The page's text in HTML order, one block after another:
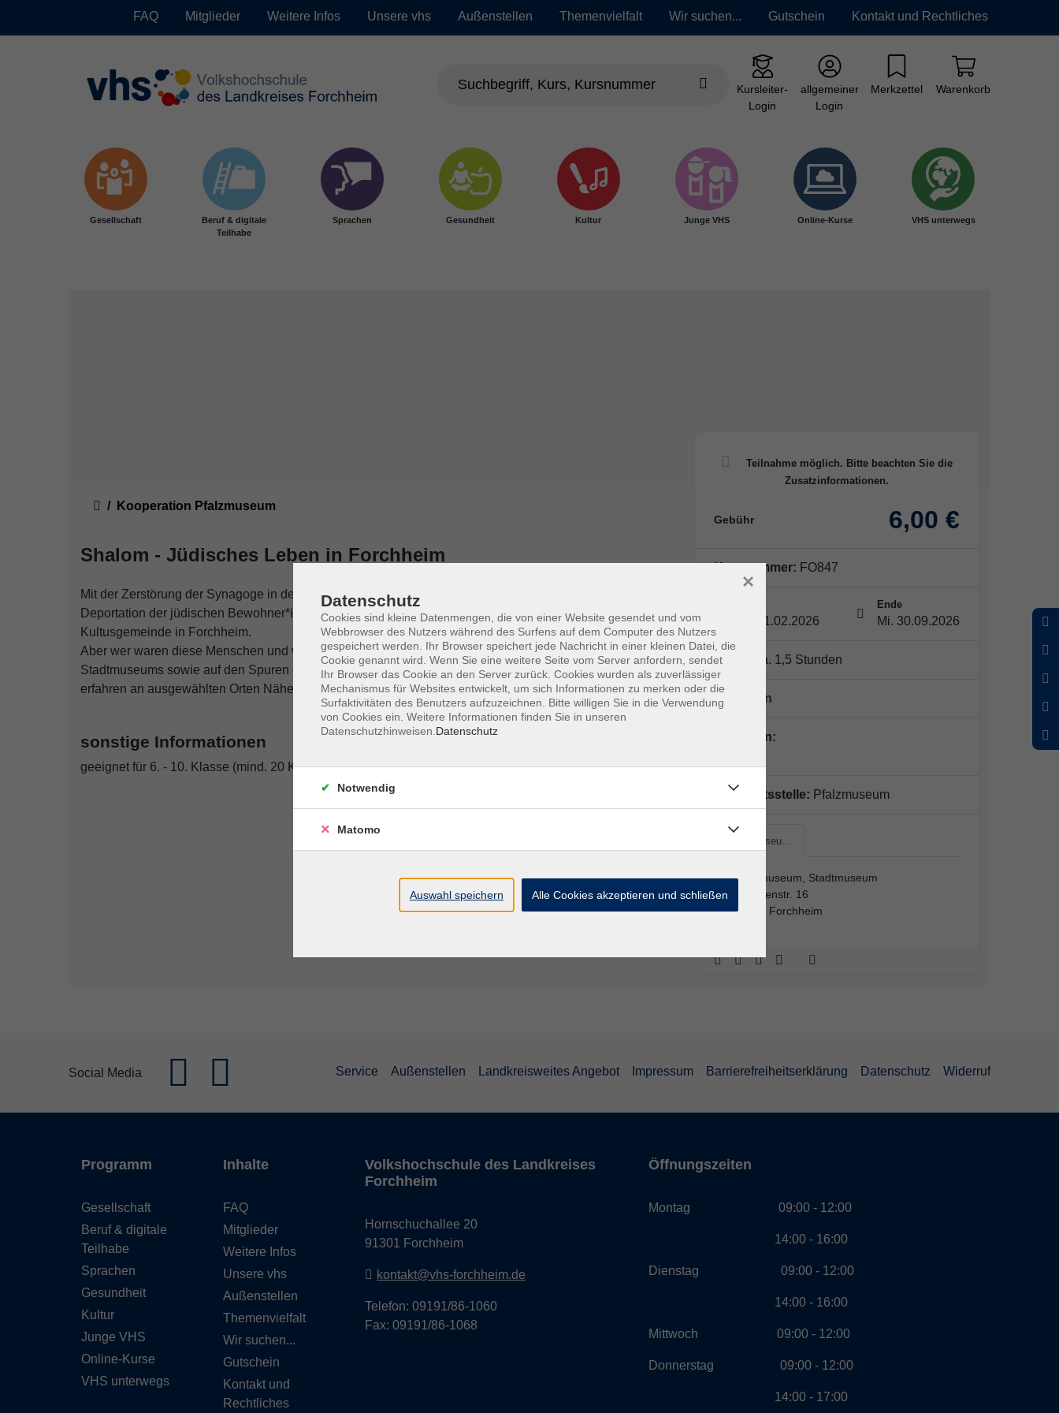
FAQ Mitglieder Weitere Infos Unsere vhs Außenstellen Themenvielfalt Wir suchen... Gutschein Kontakt und Rechtliches
Kursleiter-
Login
allgemeiner
Login
Merkzettel Warenkorb
Gesellschaft
Beruf & digitale
Teilhabe
Sprachen Gesundheit Kultur Junge VHS Online-Kurse VHS unterwegs
Kooperation Pfalzmuseum
Shalom - Jüdisches Leben in Forchheim
Mit der Zerstörung der Synagoge in der Reichspogromnacht 1938 und der anschließenden
Deportation der jüdischen Bewohner*innen endete die lange Geschichte der jüdischen
Kultusgemeinde in Forchheim.
Aber wer waren diese Menschen und wo lebten sie? Diese Fragen beantworten wir beim Besuch des
Stadtmuseums sowie auf den Spuren des "Jüdischen Pfades" durch die Stadt. Die Schüler*innen
erfahren an ausgewählten Orten Näheres über die ehemaligen jüdischen Bürger*innen.
sonstige Informationen
geeignet für 6. - 10. Klasse (mind. 20 Kinder); Termine nach Vereinbarung mit dem Pfalzmuseum
Gebühr 6,00 €
Kursnummer: FO847
So. 01.02.2026
Ende
Mi. 30.09.2026
Dauer: ca. 1,5 Stunden
1x Termin
Dozent*in:
Geschäftsstelle: Pfalzmuseum
Pfalzmuseu…
Pfalzmuseum, Stadtmuseum
Kapellenstr. 16
91301 Forchheim
Social Media Service Außenstellen Landkreisweites Angebot Impressum Barrierefreiheitserklärung Datenschutz Widerruf
Programm
Gesellschaft
Beruf & digitale
Teilhabe
Sprachen
Gesundheit
Kultur
Junge VHS
Online-Kurse
VHS unterwegs
Inhalte
FAQ
Mitglieder
Weitere Infos
Unsere vhs
Außenstellen
Themenvielfalt
Wir suchen...
Gutschein
Kontakt und
Rechtliches
Volkshochschule des Landkreises
Forchheim
Hornschuchallee 20
91301 Forchheim
kontakt@vhs-forchheim.de
Telefon: 09191/86-1060
Fax: 09191/86-1068
Öffnungszeiten
Montag 09:00 - 12:00
14:00 - 16:00
Dienstag 09:00 - 12:00
14:00 - 16:00
Mittwoch 09:00 - 12:00
Donnerstag 09:00 - 12:00
14:00 - 17:00
Datenschutz
Cookies sind kleine Datenmengen, die von einer Website gesendet und vom
Webbrowser des Nutzers während des Surfens auf dem Computer des Nutzers
gespeichert werden. Ihr Browser speichert jede Nachricht in einer kleinen Datei, die
Cookie genannt wird. Wenn Sie eine weitere Seite vom Server anfordern, sendet
Ihr Browser das Cookie an den Server zurück. Cookies wurden als zuverlässiger
Mechanismus für Websites entwickelt, um sich Informationen zu merken oder die
Surfaktivitäten des Benutzers aufzuzeichnen. Bitte willigen Sie in die Verwendung
von Cookies ein. Weitere Informationen finden Sie in unseren
Datenschutzhinweisen. Datenschutz
×
Notwendig
Matomo
Auswahl speichern Alle Cookies akzeptieren und schließen